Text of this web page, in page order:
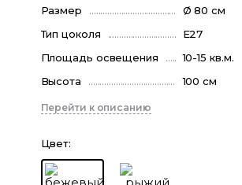
Размер
Ø 80 см
Тип цоколя
E27
Площадь освещения
10-15 кв.м.
Высота
100 см
Перейти к описанию
Цвет: